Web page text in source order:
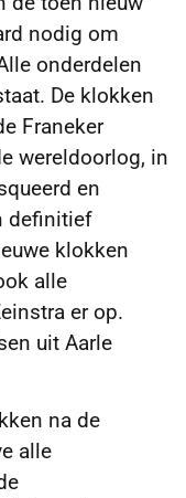
nodig om
onderdelen
De klokken
Franeker
wereldoorlog, in
en
definitief
klokken
alle
er op.
uit Aarle
na de
alle